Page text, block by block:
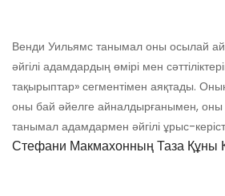
Венди Уильямс танымал оны осылай
әйгілі адамдардың өмірі мен
тақырыптар» сегментімен аяқтады. Оның
оны бай әйелге айналдырғанымен,
танымал адамдармен әйгілі ұрыс-
Стефани Макмахонның Таза Құны